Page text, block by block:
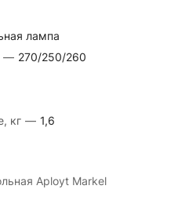
лампа
— 270/250/260
кг — 1,6
Aployt Markel